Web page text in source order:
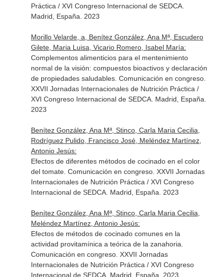
Práctica / XVI Congreso Internacional de SEDCA.
Madrid, España. 2023
Morillo Velarde, a, Benítez González, Ana Mª, Escudero
Gilete, Maria Luisa, Vicario Romero, Isabel María:
Complementos alimenticios para el mentenimiento
normal de la visión: compuestos bioactivos y declaración
de propiedades saludables. Comunicación en congreso.
XXVII Jornadas Internacionales de Nutrición Práctica /
XVI Congreso Internacional de SEDCA. Madrid, España.
2023
Benítez González, Ana Mª, Stinco, Carla Maria Cecilia,
Rodríguez Pulido, Francisco José, Meléndez Martínez,
Antonio Jesús:
Efectos de diferentes métodos de cocinado en el color
del tomate. Comunicación en congreso. XXVII Jornadas
Internacionales de Nutrición Práctica / XVI Congreso
Internacional de SEDCA. Madrid, España. 2023
Benítez González, Ana Mª, Stinco, Carla Maria Cecilia,
Meléndez Martínez, Antonio Jesús:
Efectos de métodos de cocinado comunes en la
actividad provitamínica a teórica de la zanahoria.
Comunicación en congreso. XXVII Jornadas
Internacionales de Nutrición Práctica / XVI Congreso
Internacional de SEDCA. Madrid, España. 2023